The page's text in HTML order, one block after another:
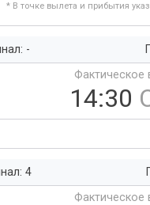
* В точке вылета и прибытия
-
Фактическое
14:30
4
Фактическое